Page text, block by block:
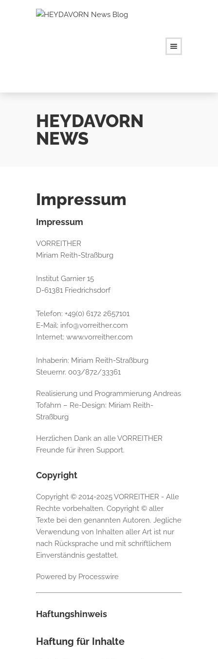
HEYDAVORN
NEWS
Impressum
Impressum
VORREITHER
Miriam Reith-Straßburg
Institut Garnier 15
D-61381 Friedrichsdorf
Telefon: +49(0) 6172 2657101
E-Mail: info@vorreither.com
Internet: www.vorreither.com
Inhaberin: Miriam Reith-Straßburg
Steuernr. 003/872/33361
Realisierung und Programmierung Andreas
Tofahrn – Re-Design: Miriam Reith-
Straßburg
Herzlichen Dank an alle VORREITHER
Freunde für ihren Support.
Copyright
Copyright © 2014-2025 VORREITHER - Alle
Rechte vorbehalten. Copyright © aller
Texte bei den genannten Autoren. Jegliche
Verwendung von Inhalten aller Art ist nur
nach Rücksprache und mit schriftlichem
Einverständnis gestattet.
Powered by Processwire
Haftungshinweis
Haftung für Inhalte